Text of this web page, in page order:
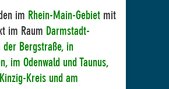
im Rhein-Main-Gebiet mit
im Raum Darmstadt-
der Bergstraße, in
im Odenwald und Taunus,
Kreis und am